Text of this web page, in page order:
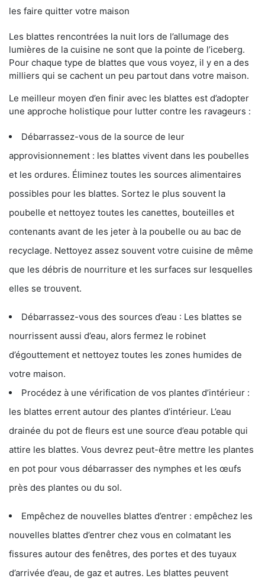
les faire quitter votre maison
Les blattes rencontrées la nuit lors de l’allumage des
lumières de la cuisine ne sont que la pointe de l’iceberg.
Pour chaque type de blattes que vous voyez, il y en a des
milliers qui se cachent un peu partout dans votre maison.
Le meilleur moyen d’en finir avec les blattes est d’adopter
une approche holistique pour lutter contre les ravageurs :
Débarrassez-vous de la source de leur
approvisionnement : les blattes vivent dans les poubelles
et les ordures. Éliminez toutes les sources alimentaires
possibles pour les blattes. Sortez le plus souvent la
poubelle et nettoyez toutes les canettes, bouteilles et
contenants avant de les jeter à la poubelle ou au bac de
recyclage. Nettoyez assez souvent votre cuisine de même
que les débris de nourriture et les surfaces sur lesquelles
elles se trouvent.
Débarrassez-vous des sources d’eau : Les blattes se
nourrissent aussi d’eau, alors fermez le robinet
d’égouttement et nettoyez toutes les zones humides de
votre maison.
Procédez à une vérification de vos plantes d’intérieur :
les blattes errent autour des plantes d’intérieur. L’eau
drainée du pot de fleurs est une source d’eau potable qui
attire les blattes. Vous devrez peut-être mettre les plantes
en pot pour vous débarrasser des nymphes et les œufs
près des plantes ou du sol.
Empêchez de nouvelles blattes d’entrer : empêchez les
nouvelles blattes d’entrer chez vous en colmatant les
fissures autour des fenêtres, des portes et des tuyaux
d’arrivée d’eau, de gaz et autres. Les blattes peuvent